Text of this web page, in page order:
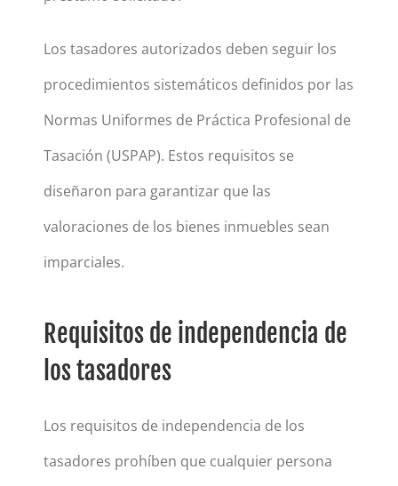
Los tasadores autorizados deben seguir los
procedimientos sistemáticos definidos por las
Normas Uniformes de Práctica Profesional de
Tasación (USPAP). Estos requisitos se
diseñaron para garantizar que las
valoraciones de los bienes inmuebles sean
imparciales.
Requisitos de independencia de
los tasadores
Los requisitos de independencia de los
tasadores prohíben que cualquier persona